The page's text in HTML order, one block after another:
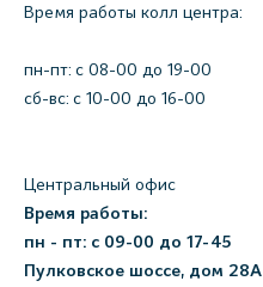
Время работы колл центра:
пн-пт: c 08-00 до 19-00
сб-вс: с 10-00 до 16-00
Центральный офис
Время работы:
пн - пт: с 09-00 до 17-45
Пулковское шоссе, дом 28А